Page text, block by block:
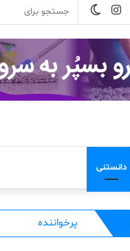
تغییر
پوسته
اینستاگرام
دانستنی
پرخواننده